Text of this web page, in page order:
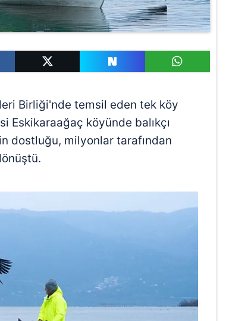
Birliği'nde temsil eden tek köy
Eskikaraağaç köyünde balıkçı
dostluğu, milyonlar tarafından